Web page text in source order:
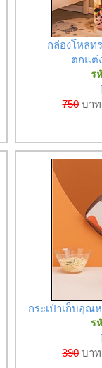
กล่องโหลท
ตกแต่
ร
750บาท
กระเป๋าเก็บอุณ
ร
390บาท